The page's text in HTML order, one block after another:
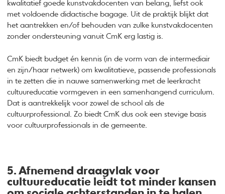
kwalitatief goede kunstvakdocenten van belang, liefst ook
met voldoende didactische bagage. Uit de praktijk blijkt dat
het aantrekken en/of behouden van zulke kunstvakdocenten
zonder ondersteuning vanuit CmK erg lastig is.
CmK biedt budget én kennis (in de vorm van de intermediair
en zijn/haar netwerk) om kwalitatieve, passende professionals
in te zetten die in nauwe samenwerking met de leerkracht
cultuureducatie vormgeven in een samenhangend curriculum.
Dat is aantrekkelijk voor zowel de school als de
cultuurprofessional. Zo biedt CmK dus ook een stevige basis
voor cultuurprofessionals in de gemeente.
5. Afnemend draagvlak voor
cultuureducatie leidt tot minder kansen